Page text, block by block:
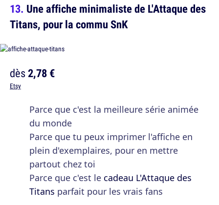
Une affiche minimaliste de L'Attaque des
Titans, pour la commu SnK
dès2,78 €
Etsy
Parce que c'est la meilleure série animée
du monde
Parce que tu peux imprimer l'affiche en
plein d'exemplaires, pour en mettre
partout chez toi
Parce que c'est le cadeau L'Attaque des
Titans parfait pour les vrais fans